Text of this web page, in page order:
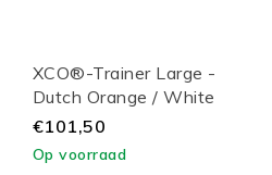
XCO®-Trainer Large -
Dutch Orange / White
Lid
€101,50
Op voorraad